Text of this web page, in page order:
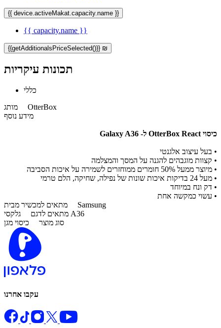
{{ device.activeMakat.capacity.name }}
{{ capacity.name }}
{{getAdditionalsPriceSelected()}} ₪
תכונות עיקריות
כללי
מותג OtterBox
מידע נוסף
כיסוי OtterBox React ל- Galaxy A36
• בעל עיצוב אלגנטי
• קצוות מוגבהים להגנה על המסך והמצלמה
• מיוצר ממעל 50% חומרים ממוחזרים לשמירה על איכות הסביבה
• מעל 24 בדיקות איכות שונות של נפילה, שחיקה, הלם טרמי
• דק ונח במיוחד
• עשוי כמקשה אחת
מתאים למכשיר מבית Samsung
מתאים לדגם גלקסי A36
סוג מוצר כיסוי מגן
עקבו אחרנו